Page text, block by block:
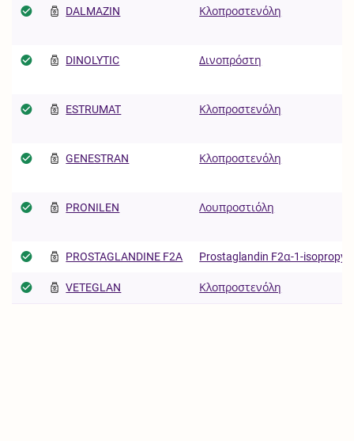
DALMAZIN Κλοπροστενόλη
DINOLYTIC Δινοπρόστη
ESTRUMAT Κλοπροστενόλη
GENESTRAN Κλοπροστενόλη
PRONILEN Λουπροστιόλη
PROSTAGLANDINE F2A Prostaglandin F2α-1-
VETEGLAN Κλοπροστενόλη